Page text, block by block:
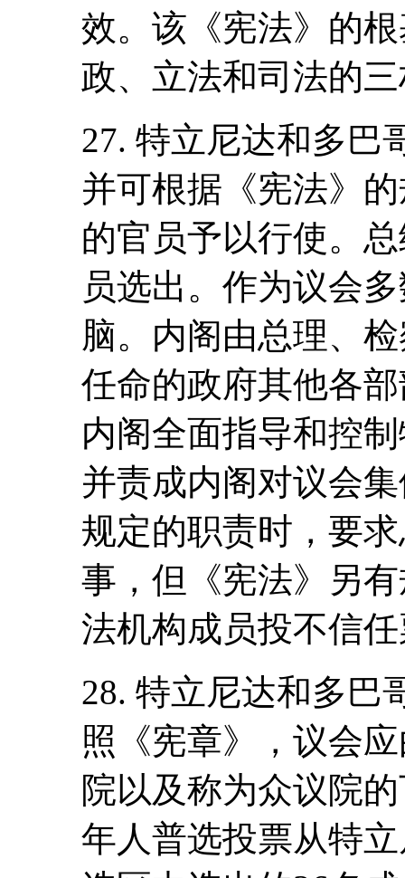
效。该《宪法》的
政、立法和司法的
27. 特立尼达和多巴
并可根据《宪法》
的官员予以行使。
员选出。作为议会
脑。内阁由总理、
任命的政府其他各
内阁全面指导和控
并责成内阁对议会
规定的职责时，要
事，但《宪法》另
法机构成员投不信
28. 特立尼达和多巴
照《宪章》，议会
院以及称为众议院
年人普选投票从特